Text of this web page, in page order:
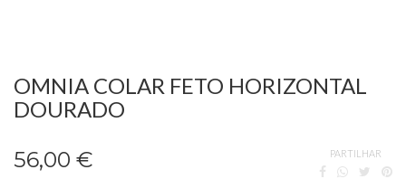
OMNIA COLAR FETO HORIZONTAL
DOURADO
56,00 €
PARTILHAR